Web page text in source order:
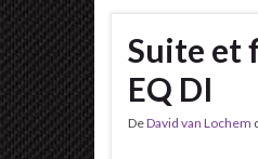
Suite et
EQ DI
DeDavid van Lochem